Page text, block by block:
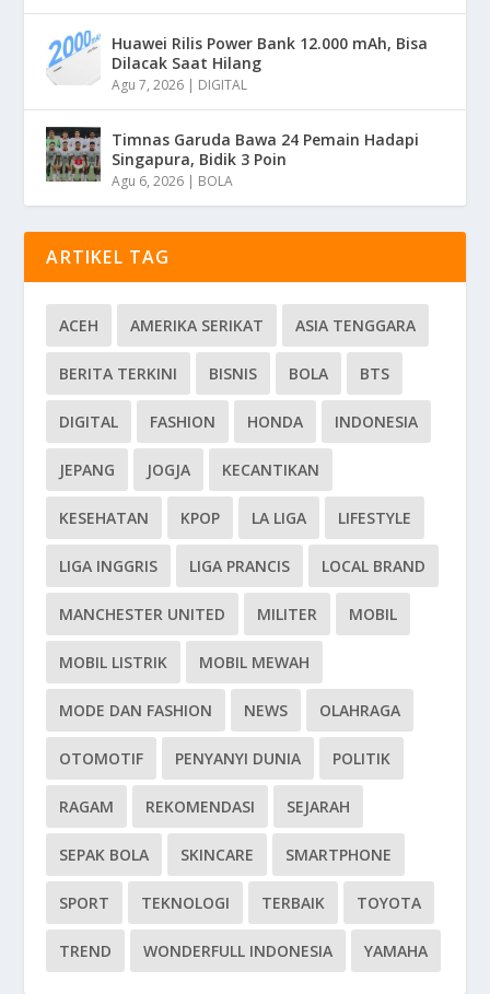
Huawei Rilis Power Bank 12.000 mAh, Bisa
Dilacak Saat Hilang
Agu 7, 2026 DIGITAL
Timnas Garuda Bawa 24 Pemain Hadapi
Singapura, Bidik 3 Poin
Agu 6, 2026 BOLA
ARTIKEL TAG
ACEH AMERIKA SERIKAT ASIA TENGGARA
BERITA TERKINI BISNIS BOLA BTS
DIGITAL FASHION HONDA INDONESIA
JEPANG JOGJA KECANTIKAN
KESEHATAN KPOP LA LIGA LIFESTYLE
LIGA INGGRIS LIGA PRANCIS LOCAL BRAND
MANCHESTER UNITED MILITER MOBIL
MOBIL LISTRIK MOBIL MEWAH
MODE DAN FASHION NEWS OLAHRAGA
OTOMOTIF PENYANYI DUNIA POLITIK
RAGAM REKOMENDASI SEJARAH
SEPAK BOLA SKINCARE SMARTPHONE
SPORT TEKNOLOGI TERBAIK TOYOTA
TREND WONDERFULL INDONESIA YAMAHA